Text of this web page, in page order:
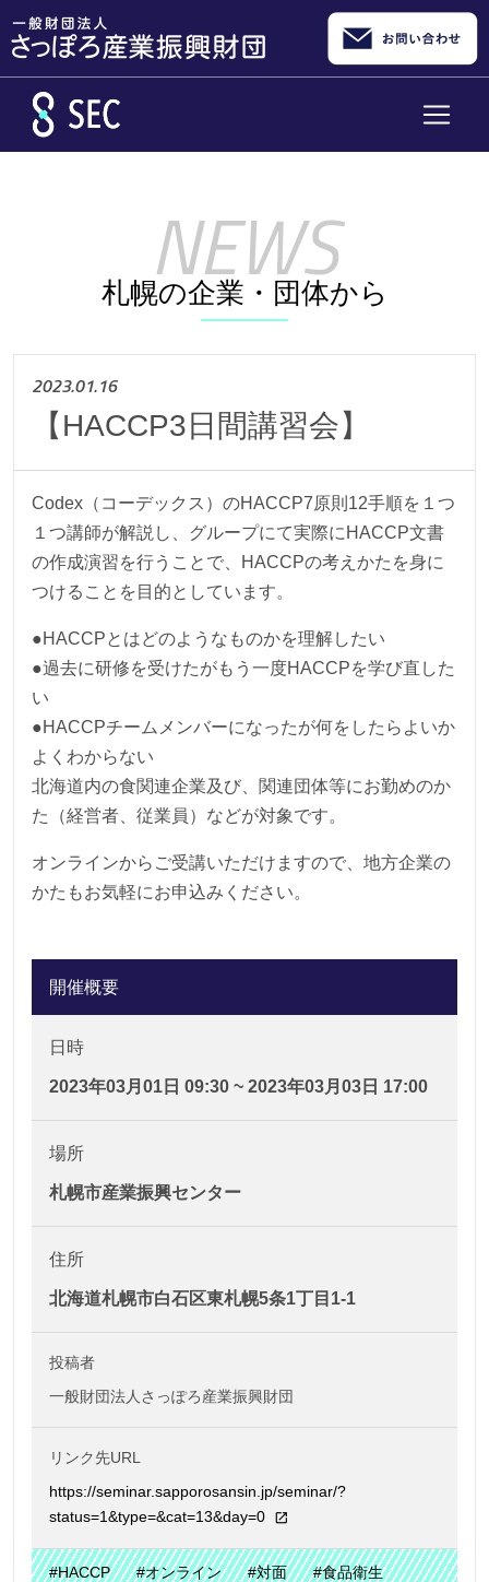
札幌の企業・団体から
2023.01.16
【HACCP3日間講習会】
Codex（コーデックス）のHACCP7原則12手順を１つ
１つ講師が解説し、グループにて実際にHACCP文書
の作成演習を行うことで、HACCPの考えかたを身に
つけることを目的としています。
●HACCPとはどのようなものかを理解したい
●過去に研修を受けたがもう一度HACCPを学び直した
い
●HACCPチームメンバーになったが何をしたらよいか
よくわからない
北海道内の食関連企業及び、関連団体等にお勤めのか
た（経営者、従業員）などが対象です。
オンラインからご受講いただけますので、地方企業の
かたもお気軽にお申込みください。
開催概要
日時
2023年03月01日 09:30 ~ 2023年03月03日 17:00
場所
札幌市産業振興センター
住所
北海道札幌市白石区東札幌5条1丁目1-1
投稿者
一般財団法人さっぽろ産業振興財団
リンク先URL
https://seminar.sapporosansin.jp/seminar/?
status=1&type=&cat=13&day=0
#HACCP #オンライン #対面 #食品衛生